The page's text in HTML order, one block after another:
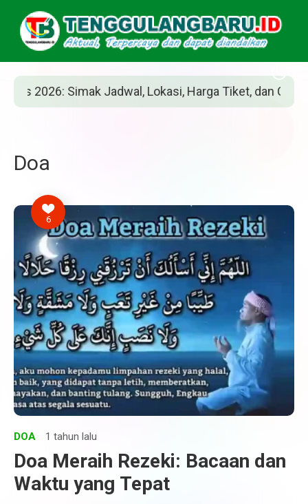
Lokasi, Harga Tiket, dan Cara Belinya
Doa
6
DOA 1 tahun lalu
Doa Meraih Rezeki: Bacaan dan
Waktu yang Tepat